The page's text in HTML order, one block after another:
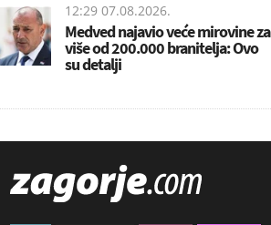
12:29 07.08.2026.
Medved najavio veće mirovine za
više od 200.000 branitelja: Ovo
su detalji